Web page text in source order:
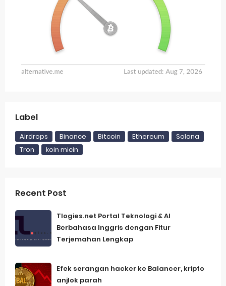
Label
Airdrops Binance Bitcoin Ethereum
Solana
Tron
koin micin
Recent Post
Tlogies.net Portal Teknologi & AI
Berbahasa Inggris dengan Fitur
Terjemahan Lengkap
Efek serangan hacker ke Balancer, kripto
anjlok parah